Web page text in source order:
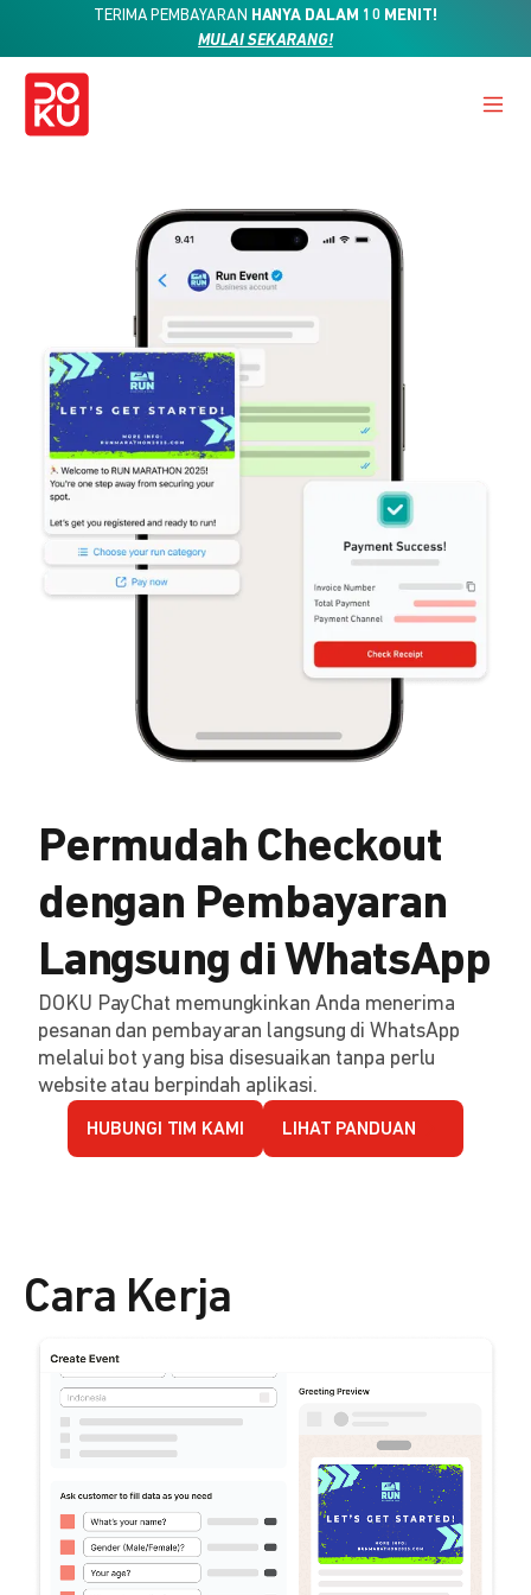
TERIMA PEMBAYARAN HANYA DALAM 10 MENIT!
MULAI SEKARANG!
Permudah Checkout
dengan Pembayaran
Langsung di WhatsApp
DOKU PayChat memungkinkan Anda menerima
pesanan dan pembayaran langsung di WhatsApp
melalui bot yang bisa disesuaikan tanpa perlu
website atau berpindah aplikasi.
HUBUNGI TIM KAMI LIHAT PANDUAN
Cara Kerja